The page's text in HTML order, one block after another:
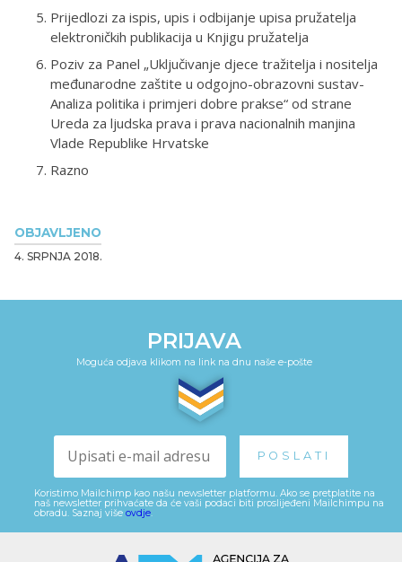
OBJAVLJENO
4. SRPNJA 2018.
Prijedlozi za ispis, upis i odbijanje upisa pružatelja
elektroničkih publikacija u Knjigu pružatelja
Poziv za Panel „Uključivanje djece tražitelja i nositelja
međunarodne zaštite u odgojno-obrazovni sustav-
Analiza politika i primjeri dobre prakse“ od strane
Ureda za ljudska prava i prava nacionalnih manjina
Vlade Republike Hrvatske
Razno
PRIJAVA
Moguća odjava klikom na link na dnu naše e-pošte
Koristimo Mailchimp kao našu newsletter platformu. Ako se pretplatite na
naš newsletter prihvaćate da će vaši podaci biti proslijeđeni Mailchimpu na
obradu. Saznaj više ovdje.